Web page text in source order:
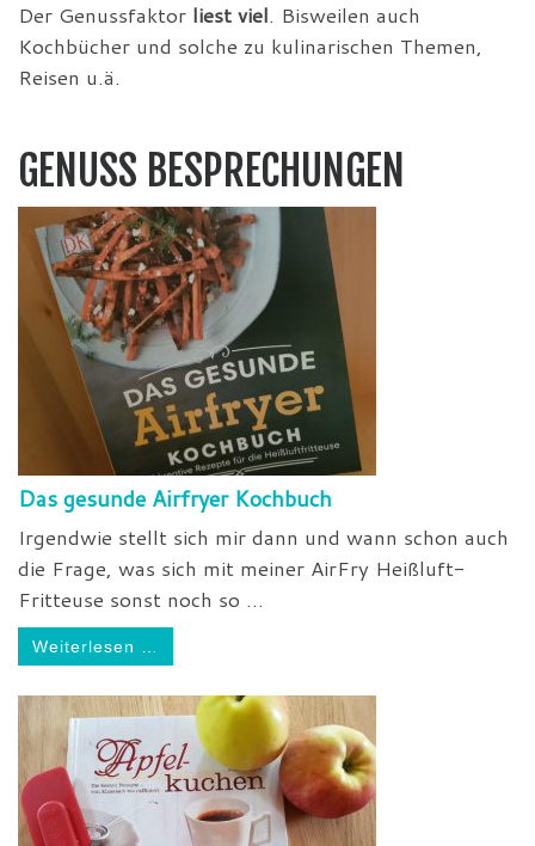
Der Genussfaktor liest viel. Bisweilen auch
Kochbücher und solche zu kulinarischen Themen,
Reisen u.ä.
GENUSS BESPRECHUNGEN
Das gesunde Airfryer Kochbuch
Irgendwie stellt sich mir dann und wann schon auch
die Frage, was sich mit meiner AirFry Heißluft-
Fritteuse sonst noch so ...
Weiterlesen …